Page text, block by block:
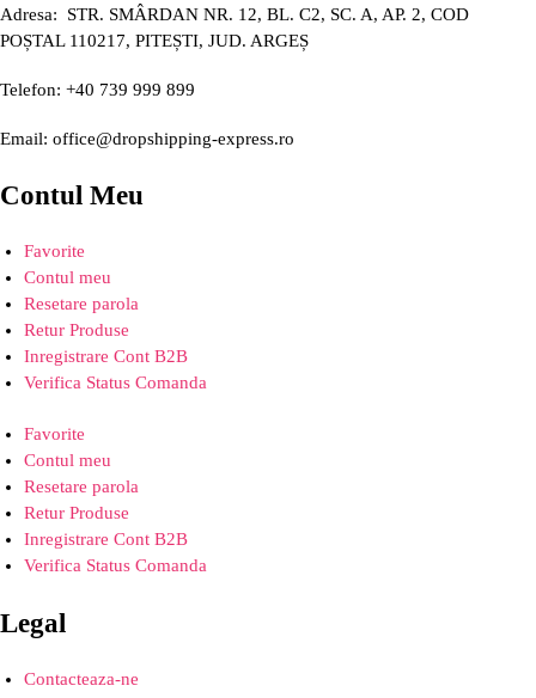
Adresa: STR. SMÂRDAN NR. 12, BL. C2, SC. A, AP. 2, COD
POȘTAL 110217, PITEȘTI, JUD. ARGEȘ
Telefon: +40 739 999 899
Email: office@dropshipping-express.ro
Contul Meu
Favorite
Contul meu
Resetare parola
Retur Produse
Inregistrare Cont B2B
Verifica Status Comanda
Favorite
Contul meu
Resetare parola
Retur Produse
Inregistrare Cont B2B
Verifica Status Comanda
Legal
Contacteaza-ne